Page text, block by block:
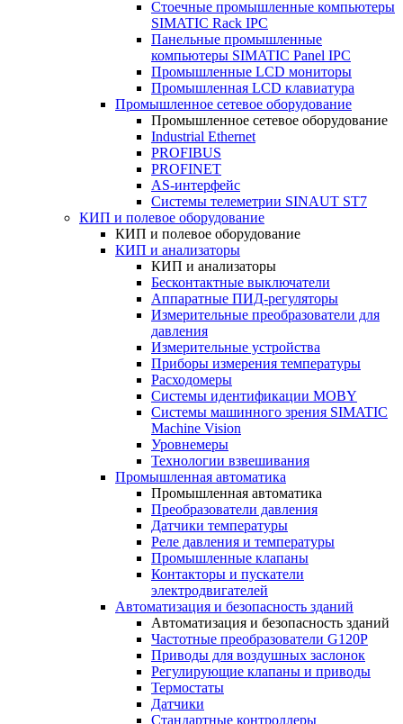
Стоечные промышленные компьютеры
SIMATIC Rack IPC
Панельные промышленные
компьютеры SIMATIC Panel IPC
Промышленные LCD мониторы
Промышленная LCD клавиатура
Промышленное сетевое оборудование
Промышленное сетевое оборудование
Industrial Ethernet
PROFIBUS
PROFINET
AS-интерфейс
Системы телеметрии SINAUT ST7
КИП и полевое оборудование
КИП и полевое оборудование
КИП и анализаторы
КИП и анализаторы
Бесконтактные выключатели
Аппаратные ПИД-регуляторы
Измерительные преобразователи для
давления
Измерительные устройства
Приборы измерения температуры
Расходомеры
Системы идентификации MOBY
Системы машинного зрения SIMATIC
Machine Vision
Уровнемеры
Технологии взвешивания
Промышленная автоматика
Промышленная автоматика
Преобразователи давления
Датчики температуры
Реле давления и температуры
Промышленные клапаны
Контакторы и пускатели
электродвигателей
Автоматизация и безопасность зданий
Автоматизация и безопасность зданий
Частотные преобразователи G120P
Приводы для воздушных заслонок
Регулирующие клапаны и приводы
Термостаты
Датчики
Стандартные контроллеры